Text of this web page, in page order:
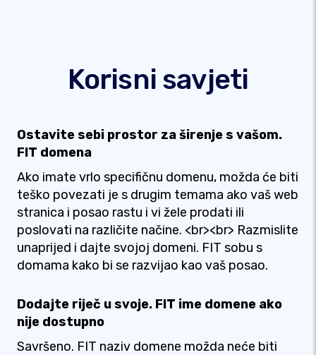
Korisni savjeti
Ostavite sebi prostor za širenje s vašom.
FIT domena
Ako imate vrlo specifičnu domenu, možda će biti
teško povezati je s drugim temama ako vaš web
stranica i posao rastu i vi žele prodati ili
poslovati na različite načine. <br><br> Razmislite
unaprijed i dajte svojoj domeni. FIT sobu s
domama kako bi se razvijao kao vaš posao.
Dodajte riječ u svoje. FIT ime domene ako
nije dostupno
Savršeno. FIT naziv domene možda neće biti